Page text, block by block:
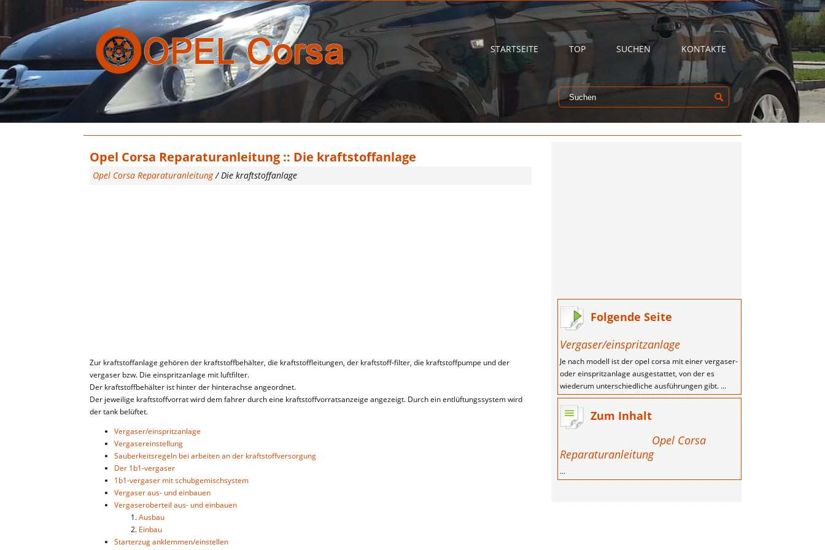
STARTSEITE TOP SUCHEN KONTAKTE
Opel Corsa Reparaturanleitung :: Die kraftstoffanlage
Opel Corsa Reparaturanleitung/ Die kraftstoffanlage
Zur kraftstoffanlage gehören der kraftstoffbehälter, die kraftstoffleitungen, der kraftstoff-filter, die kraftstoffpumpe und der
vergaser bzw. Die einspritzanlage mit luftfilter.
Der kraftstoffbehälter ist hinter der hinterachse angeordnet.
Der jeweilige kraftstoffvorrat wird dem fahrer durch eine kraftstoffvorratsanzeige angezeigt. Durch ein entlüftungssystem wird
der tank belüftet.
Vergaser/einspritzanlage
Vergasereinstellung
Sauberkeitsregeln bei arbeiten an der kraftstoffversorgung
Der 1b1-vergaser
1b1-vergaser mit schubgemischsystem
Vergaser aus- und einbauen
Vergaseroberteil aus- und einbauen
Ausbau
Einbau
Starterzug anklemmen/einstellen
Folgende Seite
Vergaser/einspritzanlage
Je nach modell ist der opel corsa mit einer vergaser-
oder einspritzanlage ausgestattet, von der es
wiederum unterschiedliche ausführungen gibt. ...
Zum Inhalt
Opel Corsa
Reparaturanleitung
...